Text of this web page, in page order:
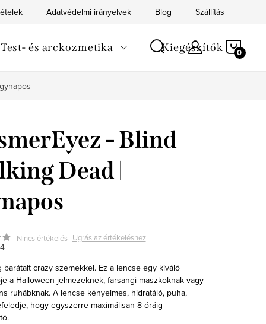
Adatvédelmi irányelvek Blog Szállítás
Test- és arckozmetika Kiegészítők
- Blind
Dead |
Nincs értékelés Ugrás az értékeléshez
barátait crazy szemekkel. Ez a lencse egy kiváló
a Halloween jelmezeknek, farsangi maszkoknak vagy
ruhábknak. A lencse kényelmes, hidratáló, puha,
hogy egyszerre maximálisan 8 óráig